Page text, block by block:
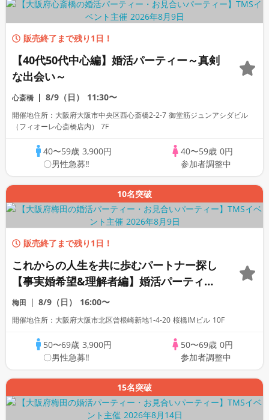
販売終了まで残り1日！
【40代50代中心編】婚活パーティー～真剣
な出会い～
心斎橋 8/9（日） 11:30〜
開催地住所：大阪府大阪市中央区西心斎橋2-2-7 御堂筋ジュンアシダビル
（フィオーレ心斎橋店内） 7F
40〜59歳 3,900円
〇男性急募‼
40〜59歳 0円
参加者調整中
10名突破
販売終了まで残り1日！
これからの人生を共に歩むパートナー探し
【事実婚希望&理解者編】婚活パーティ
ー・街コン ～真剣な出会い～
梅田 8/9（日） 16:00〜
開催地住所：大阪府大阪市北区曾根崎新地1-4-20 桜橋IMビル 10F
50〜69歳 3,900円
〇男性急募‼
50〜69歳 0円
参加者調整中
15名突破